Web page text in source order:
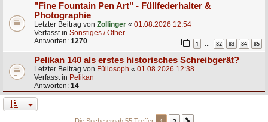
"Fine Fountain Pen Art" - Füllfederhalter &
Photographie
Letzter Beitrag von Zollinger « 01.08.2026 12:54
Verfasst in Sonstiges / Other
Antworten: 1270 1 … 82 83 84 85
Pelikan 140 als erstes historisches Schreibgerät?
Letzter Beitrag von Füllosoph « 01.08.2026 12:38
Verfasst in Pelikan
Antworten: 14